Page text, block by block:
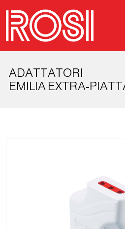
ADATTATORI
EMILIA EXTRA-